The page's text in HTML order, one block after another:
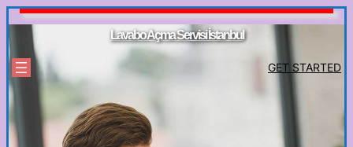
İçeriğe
Lavabo Açma Servisi İstanbul
GET STARTED